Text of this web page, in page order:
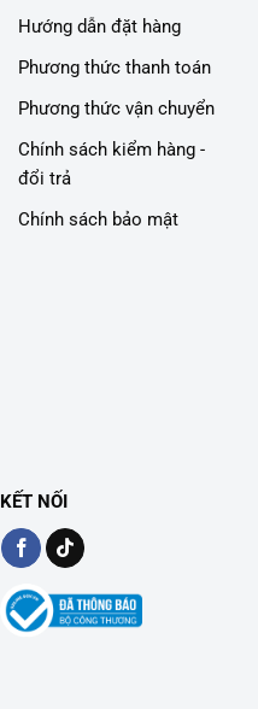
Hướng dẫn đặt hàng
Phương thức thanh toán
Phương thức vận chuyển
Chính sách kiểm hàng -
đổi trả
Chính sách bảo mật
KẾT NỐI